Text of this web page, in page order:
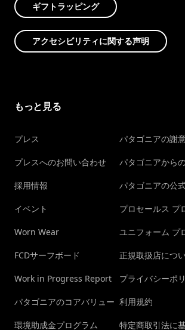
ギフトラッピング
アクセシビリティに関する声明
もっと見る
プレス
プレスへのお問い合わせ
採用情報
イベント
Worn Wear
FCDサーフボード
Work in Progress Report
パタゴニアのコアバリュー
環境助成金プログラム
パタゴニアの謝
パタゴニアから
パタゴニアの公
プロセールス プ
ユニフォーム プ
正規取扱店につ
プライバシーポ
利用規約
特定商取引法に